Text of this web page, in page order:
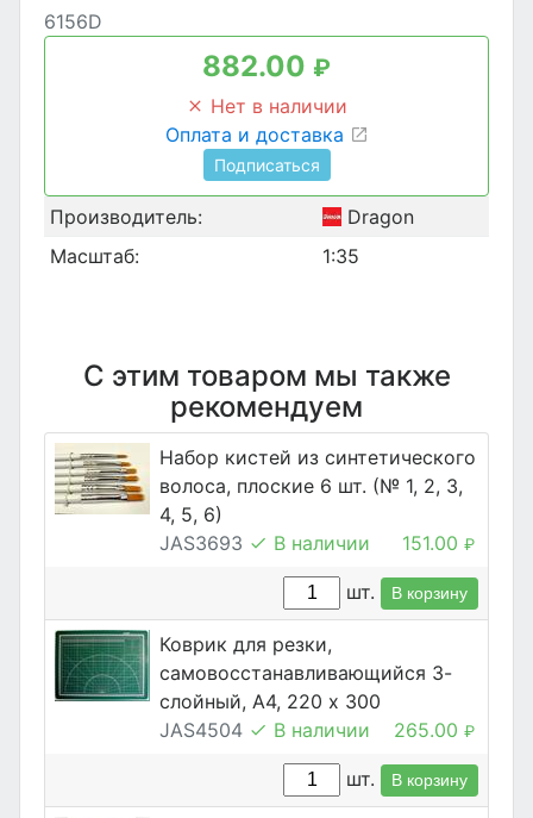
6156D
882.00 ₽
Нет в наличии
Оплата и доставка
Подписаться
Производитель:
Dragon
Масштаб:
1:35
С этим товаром мы также
рекомендуем
Набор кистей из синтетического
волоса, плоские 6 шт. (№ 1, 2, 3,
4, 5, 6)
JAS3693
В наличии 151.00 ₽
шт. В корзину
Коврик для резки,
самовосстанавливающийся 3-
слойный, А4, 220 х 300
JAS4504
В наличии 265.00 ₽
шт. В корзину